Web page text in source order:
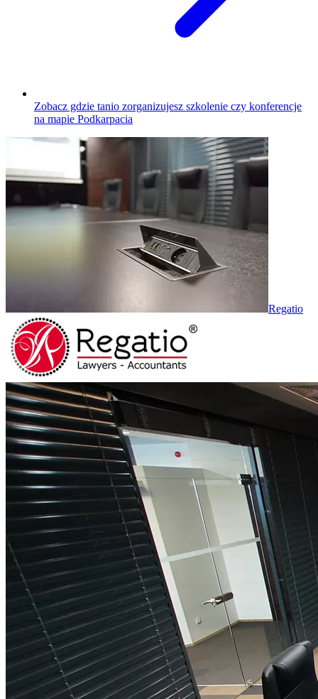
Zobacz gdzie tanio zorganizujesz szkolenie czy konferencje
na mapie Podkarpacia
Regatio